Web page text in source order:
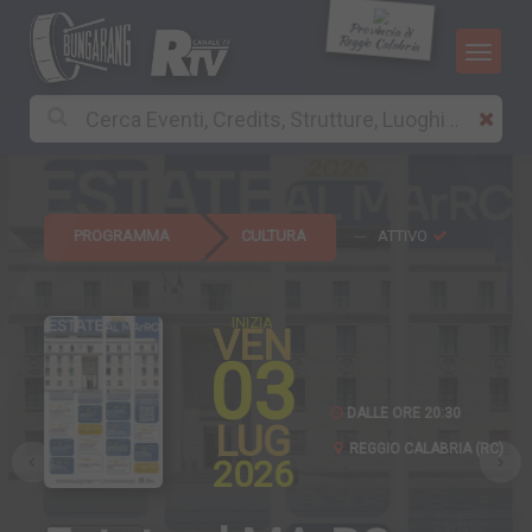
Provincia di
Reggio Calabria
PROGRAMMA CULTURA ATTIVO
INIZIA
VEN
03
LUG
2026
DALLE ORE 20:30
REGGIO CALABRIA (RC)